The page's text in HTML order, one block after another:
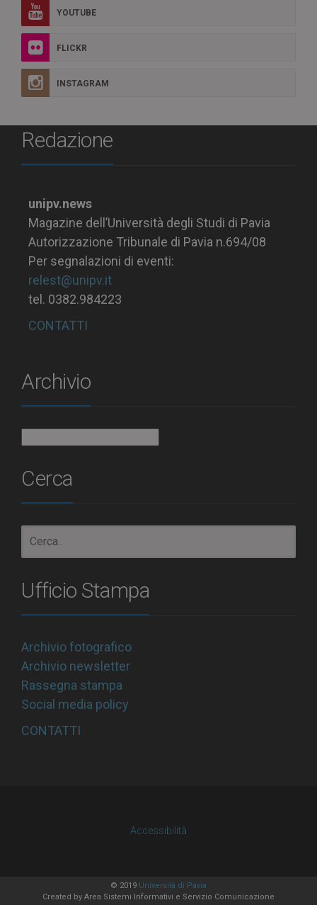
YOUTUBE
FLICKR
INSTAGRAM
Redazione
unipv.news
Magazine dell’Università degli Studi di Pavia
Autorizzazione Tribunale di Pavia n.694/08
Per segnalazioni di eventi:
relest@unipv.it
tel. 0382.984223
CONTATTI
Archivio
Cerca
Ufficio Stampa
Archivio fotografico
Archivio newsletter
Rassegna stampa
Social media policy
CONTATTI
Accessibilità
© 2019 Università di Pavia
Created by Area Sistemi Informativi e Servizio Comunicazione